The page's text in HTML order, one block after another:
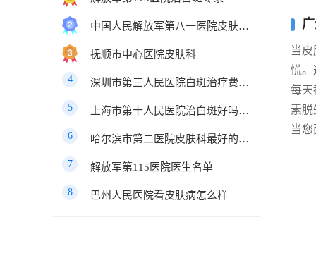
中国人民解放军第八一医院皮肤科最好的医生
抚顺市中心医院皮肤科
4 深圳市第三人民医院白斑治疗费用多少
5 上海市第十人民医院治白斑好吗知乎
6 哈尔滨市第二医院皮肤科最好的医生
7 解放军第115医院医生名单
8 巴州人民医院看皮肤病怎么样
当
慌。
每天
素脱
当